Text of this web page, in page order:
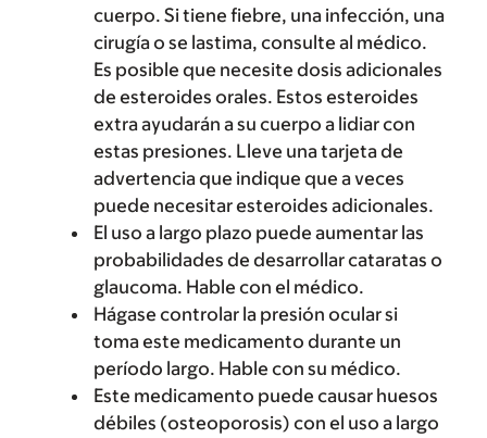
cuerpo. Si tiene fiebre, una infección, una
cirugía o se lastima, consulte al médico.
Es posible que necesite dosis adicionales
de esteroides orales. Estos esteroides
extra ayudarán a su cuerpo a lidiar con
estas presiones. Lleve una tarjeta de
advertencia que indique que a veces
puede necesitar esteroides adicionales.
El uso a largo plazo puede aumentar las
probabilidades de desarrollar cataratas o
glaucoma. Hable con el médico.
Hágase controlar la presión ocular si
toma este medicamento durante un
período largo. Hable con su médico.
Este medicamento puede causar huesos
débiles (osteoporosis) con el uso a largo